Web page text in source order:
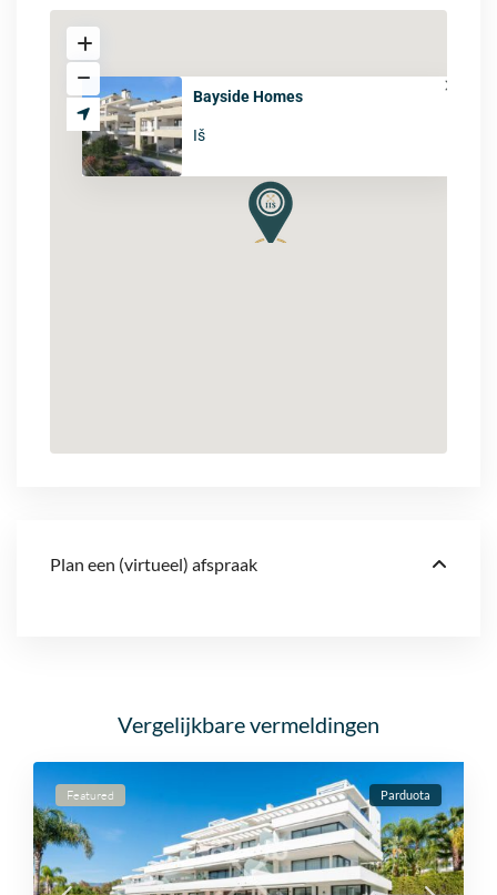
Bayside Homes
Iš
Plan een (virtueel) afspraak
Vergelijkbare vermeldingen
Featured Parduota